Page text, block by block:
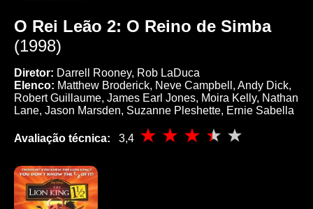
O Rei Leão 2: O Reino de Simba
(1998)
Diretor: Darrell Rooney, Rob LaDuca
Elenco: Matthew Broderick, Neve Campbell, Andy Dick,
Robert Guillaume, James Earl Jones, Moira Kelly, Nathan
Lane, Jason Marsden, Suzanne Pleshette, Ernie Sabella
Avaliação técnica: 3,4